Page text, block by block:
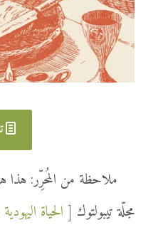
ملاحظة من المُحرِّر: هذا
مجلّة تيبولتوك [ الحياة